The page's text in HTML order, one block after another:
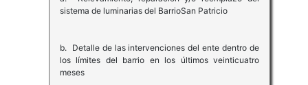
sistema de luminarias del BarrioSan Patricio
b. Detalle de las intervenciones del ente dentro de
los límites del barrio en los últimos veinticuatro
meses